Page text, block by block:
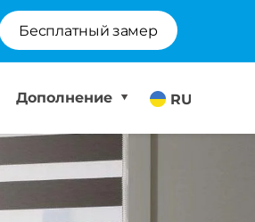
Бесплатный замер
RU
Дополнение